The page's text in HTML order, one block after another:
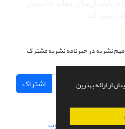
از ارائه بهترین
مهم نشریه در خبرنامه نشریه مشترک
اشتراک
و پیاده سازی از سیناوب